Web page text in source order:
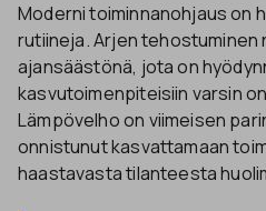
Moderni toiminnanohjaus on
rutiineja. Arjen tehostuminen
ajansäästönä, jota on
kasvutoimenpiteisiin varsin
Lämpövelho on viimeisen
onnistunut kasvattamaan
haastavasta tilanteesta